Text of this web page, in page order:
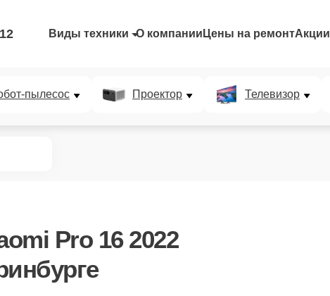
Виды техники О компании Цены на ремонтАкции
пылесос Проектор Телевизор
Pro 16 2022